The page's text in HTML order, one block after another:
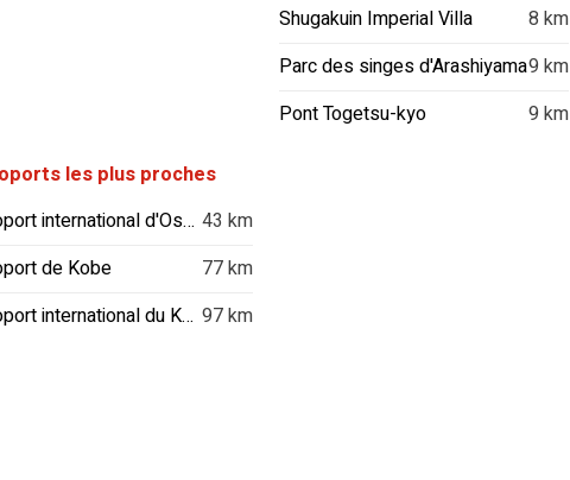
Shugakuin Imperial Villa
8 km
Parc des singes d'Arashiyama9 km
Pont Togetsu-kyo
9 km
les plus proches
Aéroport international d'Osaka 43 km
de Kobe
77 km
Aéroport international du Kansai 97 km